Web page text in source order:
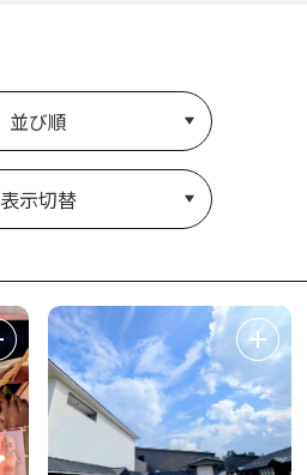
並び順
表示切替